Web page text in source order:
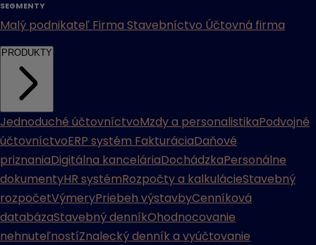
SEGMENTY
Malý podnikateľ Firma Stavebníctvo Účtovná firma
PRODUKTY
Jednoduché účtovníctvoMzdy a personalistikaPodvojné
účtovníctvoERP systém FakturáciaDaňové
priznaniaDigitálna kanceláriaDochádzkaPersonálne
dokumentyHR systémRozpočty a kalkulácieStavebný
rozpočetVýmeryPriebeh výstavbyCenníková
databázaStavebný denníkOhodnocovanie
nehnuteľnostíZnalecký denník a vyúčtovanie